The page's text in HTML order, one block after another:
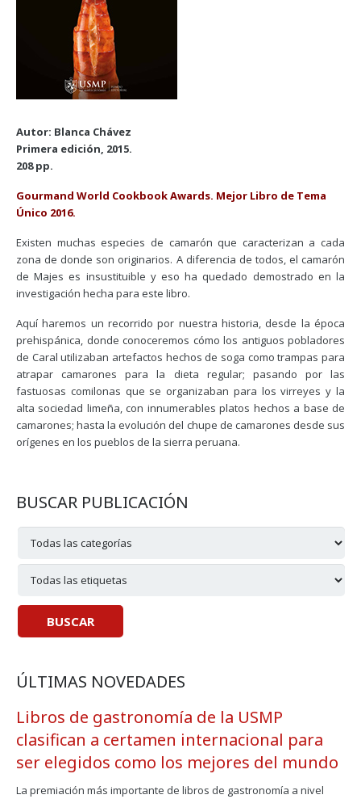
Autor: Blanca Chávez
Primera edición, 2015.
208 pp.
Gourmand World Cookbook Awards. Mejor Libro de Tema
Único 2016.
Existen muchas especies de camarón que caracterizan a cada
zona de donde son originarios. A diferencia de todos, el camarón
de Majes es insustituible y eso ha quedado demostrado en la
investigación hecha para este libro.
Aquí haremos un recorrido por nuestra historia, desde la época
prehispánica, donde conoceremos cómo los antiguos pobladores
de Caral utilizaban artefactos hechos de soga como trampas para
atrapar camarones para la dieta regular; pasando por las
fastuosas comilonas que se organizaban para los virreyes y la
alta sociedad limeña, con innumerables platos hechos a base de
camarones; hasta la evolución del chupe de camarones desde sus
orígenes en los pueblos de la sierra peruana.
BUSCAR PUBLICACIÓN
ÚLTIMAS NOVEDADES
Libros de gastronomía de la USMP
clasifican a certamen internacional para
ser elegidos como los mejores del mundo
La premiación más importante de libros de gastronomía a nivel